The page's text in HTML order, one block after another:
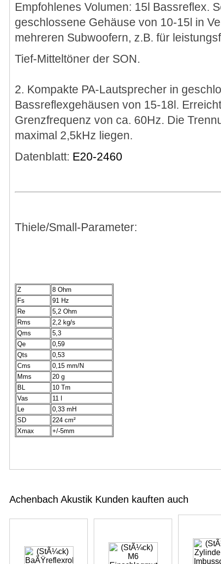
Empfohlenes Volumen: 15l Bassreflex.
geschlossene Gehäuse von 10-15l in
mehreren Subwoofern, z.B. für
Tief-Mitteltöner der SON.
2. Kompakte PA-Lautsprecher in
Bassreflexgehäusen von 15-18l.
Grenzfrequenz von ca. 60Hz. Die
maximal 2,5kHz liegen.
Datenblatt: E20-2460
Thiele/Small-Parameter:
Z
8 Ohm
Fs
91 Hz
Re
5,2 Ohm
Rms
2,2 kg/s
Qms
5,3
Qe
0,59
Qts
0,53
Cms
0,15 mm/N
Mms
20 g
BL
10 Tm
Vas
11 l
Le
0,33 mH
SD
224 cm²
Xmax
+/-5mm
Achenbach Akustik Kunden kauften auch